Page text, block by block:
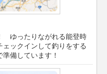
ゆったりながれる能登時
ックインして釣りをする
備しています！